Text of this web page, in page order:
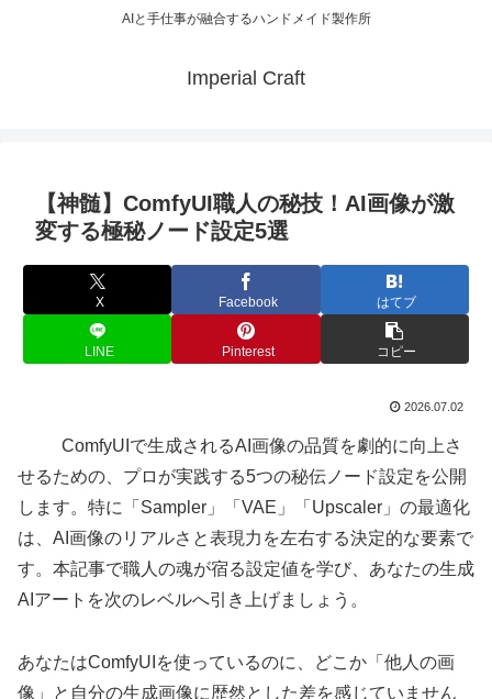
AIと手仕事が融合するハンドメイド製作所
Imperial Craft
【神髄】ComfyUI職人の秘技！AI画像が激
変する極秘ノード設定5選
X Facebook はてブ
LINE Pinterest コピー
2026.07.02
ComfyUIで生成されるAI画像の品質を劇的に向上さ
せるための、プロが実践する5つの秘伝ノード設定を公開
します。特に「Sampler」「VAE」「Upscaler」の最適化
は、AI画像のリアルさと表現力を左右する決定的な要素で
す。本記事で職人の魂が宿る設定値を学び、あなたの生成
AIアートを次のレベルへ引き上げましょう。
あなたはComfyUIを使っているのに、どこか「他人の画
像」と自分の生成画像に歴然とした差を感じていません